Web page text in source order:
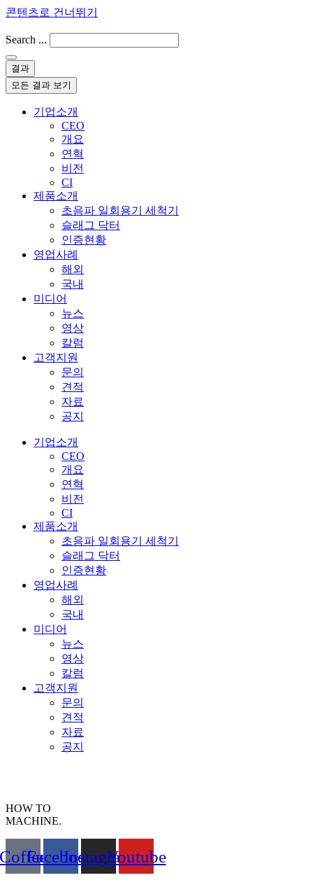
콘텐츠로 건너뛰기
Search ...
결과
모든 결과 보기
기업소개
CEO
개요
연혁
비전
CI
제품소개
초음파 일회용기 세척기
슬래그 닥터
인증현황
영업사례
해외
국내
미디어
뉴스
영상
칼럼
고객지원
문의
견적
자료
공지
기업소개
CEO
개요
연혁
비전
CI
제품소개
초음파 일회용기 세척기
슬래그 닥터
인증현황
영업사례
해외
국내
미디어
뉴스
영상
칼럼
고객지원
문의
견적
자료
공지
HOW TO
MACHINE.
CoffeeFacebookInstagramYoutube